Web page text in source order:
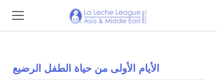
الأيام الأولى من حياة الطفل الرضيع
About